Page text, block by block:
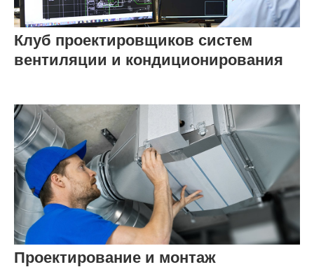
Клуб проектировщиков систем
вентиляции и кондиционирования
Проектирование и монтаж